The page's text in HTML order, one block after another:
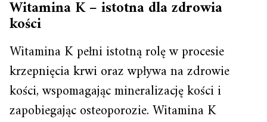
Witamina K – istotna dla zdrowia
kości
Witamina K pełni istotną rolę w procesie
krzepnięcia krwi oraz wpływa na zdrowie
kości, wspomagając mineralizację kości i
zapobiegając osteoporozie. Witamina K